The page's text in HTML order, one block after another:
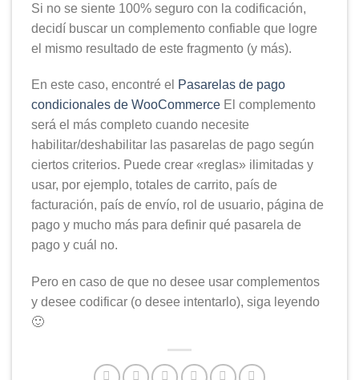
Si no se siente 100% seguro con la codificación,
decidí buscar un complemento confiable que logre
el mismo resultado de este fragmento (y más).
En este caso, encontré el
Pasarelas de pago
condicionales de WooCommerce El complemento
será el más completo cuando necesite
habilitar/deshabilitar las pasarelas de pago según
ciertos criterios. Puede crear «reglas» ilimitadas y
usar, por ejemplo, totales de carrito, país de
facturación, país de envío, rol de usuario, página de
pago y mucho más para definir qué pasarela de
pago y cuál no.
Pero en caso de que no desee usar complementos
y desee codificar (o desee intentarlo), siga leyendo
🙂